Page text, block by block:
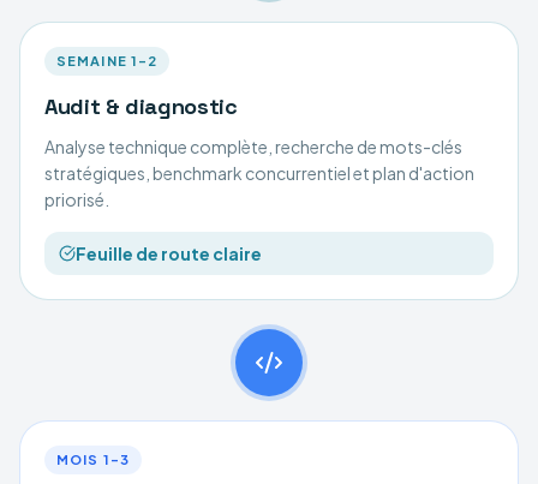
SEMAINE 1–2
Audit & diagnostic
Analyse technique complète, recherche de mots-clés
stratégiques, benchmark concurrentiel et plan d'action
priorisé.
Feuille de route claire
MOIS 1–3